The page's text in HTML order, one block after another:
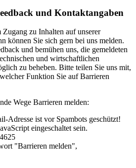
und Kontaktangaben
zu Inhalten auf unserer
können Sie sich gern bei uns melden.
und bemühen uns, die gemeldeten
und wirtschaftlichen
zu beheben. Bitte teilen Sie uns mit,
Funktion Sie auf Barrieren
Wege Barrieren melden:
Adresse ist vor Spambots geschützt!
eingeschaltet sein.
"Barrieren melden",